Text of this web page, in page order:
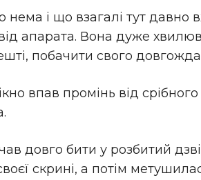
нема і що взагалі тут давно
апарата. Вона дуже
побачити свого
впав промінь від
довго бити у розбитий
скрині, а потім